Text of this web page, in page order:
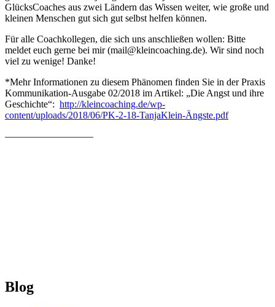
GlücksCoaches aus zwei Ländern das Wissen weiter, wie große und
kleinen Menschen gut sich gut selbst helfen können.
Für alle Coachkollegen, die sich uns anschließen wollen: Bitte
meldet euch gerne bei mir (mail@kleincoaching.de). Wir sind noch
viel zu wenige! Danke!
*Mehr Informationen zu diesem Phänomen finden Sie in der Praxis
Kommunikation-Ausgabe 02/2018 im Artikel: „Die Angst und ihre
Geschichte“: http://kleincoaching.de/wp-
content/uploads/2018/06/PK-2-18-TanjaKlein-Ängste.pdf
—————————
Skip
back
Blog